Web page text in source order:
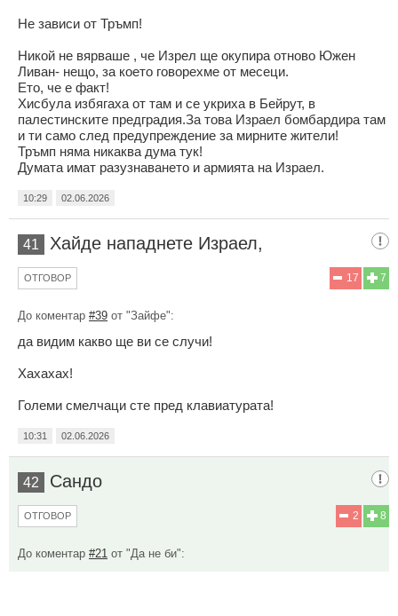
Не зависи от Тръмп!
Никой не вярваше , че Изрел ще окупира отново Южен
Ливан- нещо, за което говорехме от месеци.
Ето, че е факт!
Хисбула избягаха от там и се укриха в Бейрут, в
палестинските предградия.За това Израел бомбардира там
и ти само след предупреждение за мирните жители!
Тръмп няма никаква дума тук!
Думата имат разузнаването и армията на Израел.
10:29 02.06.2026
41 Хайде нападнете Израел,
7
17
ОТГОВОР
До коментар #39 от "Зайфе":
да видим какво ще ви се случи!
Хахахах!
Големи смелчаци сте пред клавиатурата!
10:31 02.06.2026
42 Сандо
8
2
ОТГОВОР
До коментар #21 от "Да не би":